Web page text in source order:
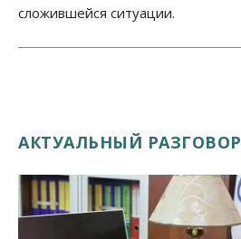
сложившейся ситуации.
АКТУАЛЬНЫЙ РАЗГОВОР